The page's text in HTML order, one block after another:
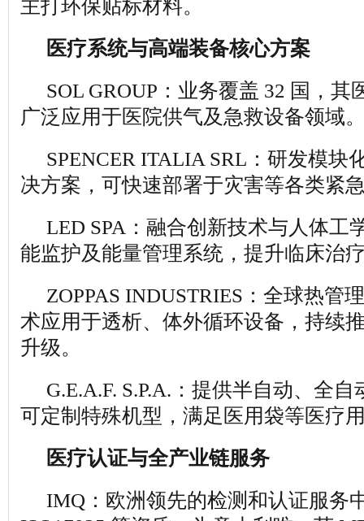
主打环保贴标材料。
医疗系统与高端装备核心方案
SOL GROUP：业务覆盖 32 国，其
广泛应用于医院供气及急救设备领域
SPENCER ITALIA SRL：研发模块
决方案，可快速部署于灾害等各类紧
LED SPA：融合创新技术与人体工
能监护及能量管理系统，提升临床治
ZOPPAS INDUSTRIES：全球热管
术应用于透析、体外循环设备，持续
升级。
G.E.A.F. S.P.A.：提供半自动、全
可定制特殊机型，满足医用袋等医疗
医疗认证与全产业链服务
IMQ：欧洲领先的检测和认证服务